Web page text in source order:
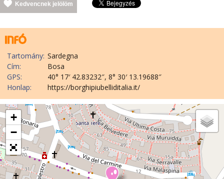
Kedvencnek jelölöm
Tartomány: Sardegna
Cím:
Bosa
GPS:
40° 17′ 42.83232″, 8° 30′ 13.19688″
Honlap:
https://borghipiubelliditalia.it/
+
−